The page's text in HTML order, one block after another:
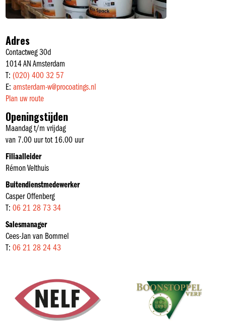
Adres
Contactweg 30d
1014 AN Amsterdam
T:(020) 400 32 57
E:amsterdam-w@procoatings.nl
Plan uw route
Openingstijden
Maandag t/m vrijdag
van 7.00 uur tot 16.00 uur
Filiaalleider
Rémon Velthuis
Buitendienstmedewerker
Casper Offenberg
T:06 21 28 73 34
Salesmanager
Cees-Jan van Bommel
T:06 21 28 24 43